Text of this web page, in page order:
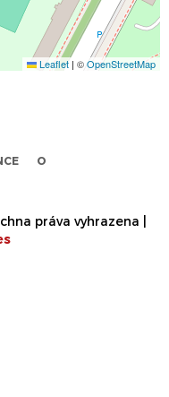
Leaflet | ©OpenStreetMap
O
práva vyhrazena |